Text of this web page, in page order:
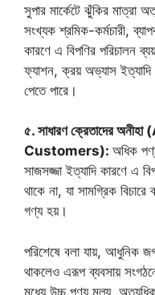
সুপার মার্কেটে ঝুঁকির
সংখ্যক শ্রমিক-কর্মচারী,
কারণে এ বিপণির পরিচালন
ফ্যাশন, ক্রয় অভ্যাস ইত্যাদি
পেতে পারে।
৫. সাধারণ ক্রেতাদের
Customers): অধিক
সাজসজ্জা ইত্যাদি কারণে এ
থাকে না, যা সামগ্রিক
গণ্য হয়।
পরিশেষে বলা যায়, আধুনিক
থাকলেও এরূপ ব্যবসায়
মধ্যে উচ্চ পণ্য মূল্য,